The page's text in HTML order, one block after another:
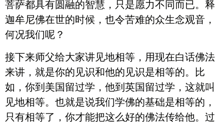
菩萨都具有圆融的智慧，只是愿力不同而已。释
迦牟尼佛在世的时候，也令苦难的众生念观音，
何况我们呢？
接下来师父给大家讲见地相等，用现在白话佛法
来讲，就是你的见识和他的见识是相等的。比
如，你到美国留过学，他到英国留过学，这就叫
见地相等。也就是说我们学佛的基础是相等的，
只有相等了，你才能把这么好的佛法传给他。过